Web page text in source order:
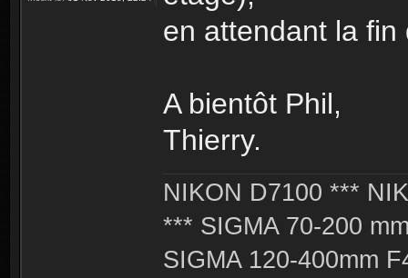
en attendant la
A bientôt Phil,
Thierry.
NIKON D7100 ***
*** SIGMA 70-200
SIGMA 120-400mm